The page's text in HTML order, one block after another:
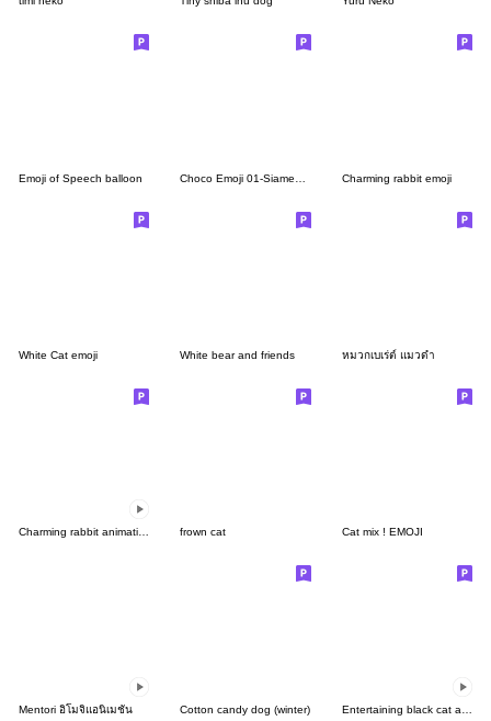
Emoji of Speech balloon Charming rabbit emoji
White Cat emoji White bear and friends หมวกเบเร่ต์ แมวดำ
Charming rabbit animation emoji frown cat Cat mix ! EMOJI
Mentori อิโมจิแอนิเมชัน Cotton candy dog (winter)